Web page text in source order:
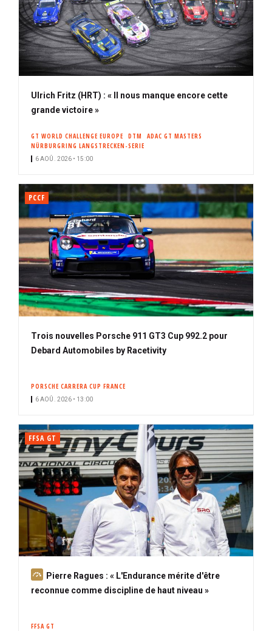
Ulrich Fritz (HRT) : « Il nous manque encore cette
grande victoire »
GT WORLD CHALLENGE EUROPE DTM
ADAC GT MASTERS
NÜRBURGRING LANGSTRECKEN-SERIE
6 AOÛ. 2026 • 15:00
PCCF
Trois nouvelles Porsche 911 GT3 Cup 992.2 pour
Debard Automobiles by Racetivity
PORSCHE CARRERA CUP FRANCE
6 AOÛ. 2026 • 13:00
FFSA GT
A
b
Pierre Ragues : « L'Endurance mérite d'être
reconnue comme discipline de haut niveau »
FFSA GT